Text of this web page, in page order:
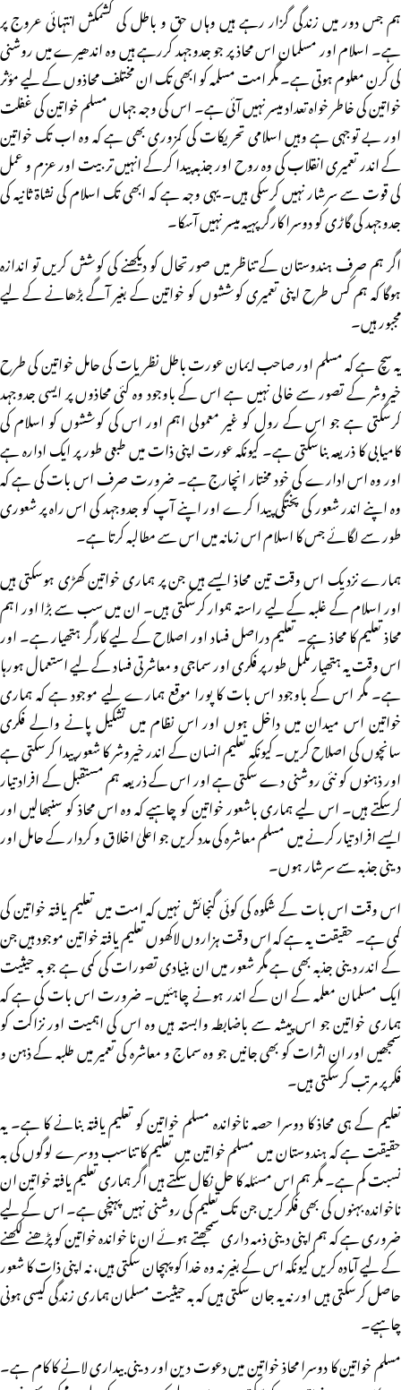
ہم جس دور میں زندگی گزار رہے ہیں وہاں حق و باطل کی کشمکش انتہائی عروج پر
ہے۔ اسلام اور مسلمان اس محاذ پر جو جدوجہد کررہے ہیں وہ اندھیرے میں روشنی
کی کرن معلوم ہوتی ہے۔ مگر امت مسلمہ کو ابھی تک ان مختلف محاذوں کے لیے مؤثر
خواتین کی خاطر خواہ تعداد میسر نہیں آئی ہے۔ اس کی وجہ جہاں مسلم خواتین کی غفلت
اور بے توجہی ہے وہیں اسلامی تحریکات کی کمزوری بھی ہے کہ وہ اب تک خواتین
کے اندر تعمیری انقلاب کی وہ روح اور جذبہ پیدا کرکے انہیں تربیت اور عزم و عمل
کی قوت سے سرشار نہیں کرسکی ہیں۔ یہی وجہ ہے کہ ابھی تک اسلام کی نشاۃ ثانیہ کی
جدوجہد کی گاڑی کو دوسرا کارگر پہیہ میسر نہیں آسکا۔
اگر ہم صرف ہندوستان کے تناظر میں صورتحال کو دیکھنے کی کوشش کریں تو اندازہ
ہوگا کہ ہم کس طرح اپنی تعمیری کوششوں کو خواتین کے بغیر آگے بڑھانے کے لیے
مجبور ہیں۔
یہ سچ ہے کہ مسلم اور صاحب ایمان عورت باطل نظریات کی حامل خواتین کی طرح
خیروشر کے تصور سے خالی نہیں ہے اس کے باوجود وہ کئی محاذوں پر ایسی جدوجہد
کرسکتی ہے جو اس کے رول کو غیر معمولی اہم اور اس کی کوششوں کو اسلام کی
کامیابی کا ذریعہ بناسکتی ہے۔ کیونکہ عورت اپنی ذات میں طبعی طور پر ایک ادارہ ہے
اور وہ اس ادارے کی خود مختار انچارج ہے۔ ضرورت صرف اس بات کی ہے کہ
وہ اپنے اندر شعور کی پختگی پیدا کرے اور اپنے آپ کو جدوجہد کی اس راہ پر شعوری
طور سے لگائے جس کا اسلام اس زمانہ میں اس سے مطالبہ کرتا ہے۔
ہمارے نزدیک اس وقت تین محاذ ایسے ہیں جن پر ہماری خواتین کھڑی ہوسکتی ہیں
اور اسلام کے غلبہ کے لیے راستہ ہموار کرسکتی ہیں۔ ان میں سب سے بڑا اور اہم
محاذ تعلیم کا محاذ ہے۔ تعلیم دراصل فساد اور اصلاح کے لیے کارگر ہتھیار ہے۔ اور
اس وقت یہ ہتھیار مکمل طور پر فکری اور سماجی و معاشرتی فساد کے لیے استعمال ہورہا
ہے۔ مگر اس کے باوجود اس بات کا پورا موقع ہمارے لیے موجود ہے کہ ہماری
خواتین اس میدان میں داخل ہوں اور اس نظام میں تشکیل پانے والے فکری
سانچوں کی اصلاح کریں۔ کیونکہ تعلیم انسان کے اندر خیروشر کا شعور پیدا کرسکتی ہے
اور ذہنوں کو نئی روشنی دے سکتی ہے اور اس کے ذریعہ ہم مستقبل کے افراد تیار
کرسکتے ہیں۔ اس لیے ہماری باشعور خواتین کو چاہیے کہ وہ اس محاذ کو سنبھالیں اور
ایسے افراد تیار کرنے میں مسلم معاشرہ کی مدد کریں جو اعلیٰ اخلاق و کردار کے حامل اور
دینی جذبہ سے سرشار ہوں۔
اس وقت اس بات کے شکوہ کی کوئی گنجائش نہیں کہ امت میں تعلیم یافتہ خواتین کی
کمی ہے۔ حقیقت یہ ہے کہ اس وقت ہزاروں لاکھوں تعلیم یافتہ خواتین موجود ہیں جن
کے اندر دینی جذبہ بھی ہے مگر شعور میں ان بنیادی تصورات کی کمی ہے جو بہ حیثیت
ایک مسلمان معلمہ کے ان کے اندر ہونے چاہئیں۔ ضرورت اس بات کی ہے کہ
ہماری خواتین جو اس پیشہ سے باضابطہ وابستہ ہیں وہ اس کی اہمیت اور نزاکت کو
سمجھیں اور ان اثرات کو بھی جانیں جو وہ سماج و معاشرہ کی تعمیر میں طلبہ کے ذہن و
فکر پر مرتب کرسکتی ہیں۔
تعلیم کے ہی محاذ کا دوسرا حصہ ناخواندہ مسلم خواتین کو تعلیم یافتہ بنانے کا ہے۔ یہ
حقیقت ہے کہ ہندوستان میں مسلم خواتین میں تعلیم کا تناسب دوسرے لوگوں کی بہ
نسبت کم ہے۔ مگر ہم اس مسئلہ کا حل نکال سکتے ہیں اگر ہماری تعلیم یافتہ خواتین ان
ناخواندہ بہنوں کی بھی فکر کریں جن تک تعلیم کی روشنی نہیں پہنچی ہے۔ اس کے لیے
ضروری ہے کہ ہم اپنی دینی ذمہ داری سمجھتے ہوئے ان نا خواندہ خواتین کو پڑھنے لکھنے
کے لیے آمادہ کریں کیونکہ اس کے بغیر نہ وہ خدا کو پہچان سکتی ہیں، نہ اپنی ذات کا شعور
حاصل کرسکتی ہیں اور نہ یہ جان سکتی ہیں کہ بہ حیثیت مسلمان ہماری زندگی کیسی ہونی
چاہیے۔
مسلم خواتین کا دوسرا محاذ خواتین میں دعوت دین اور دینی بیداری لانے کا کام ہے۔